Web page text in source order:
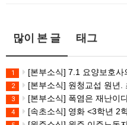
많이 본 글 태그
1 [본부소식] 7.1 요양보호
2 [본부소식] 원청교섭 원년. 초기업교섭 돌파!
3 [본부소식] 폭염은 재난이다! 민주
4 [속초소식] 영화 <3학년 2